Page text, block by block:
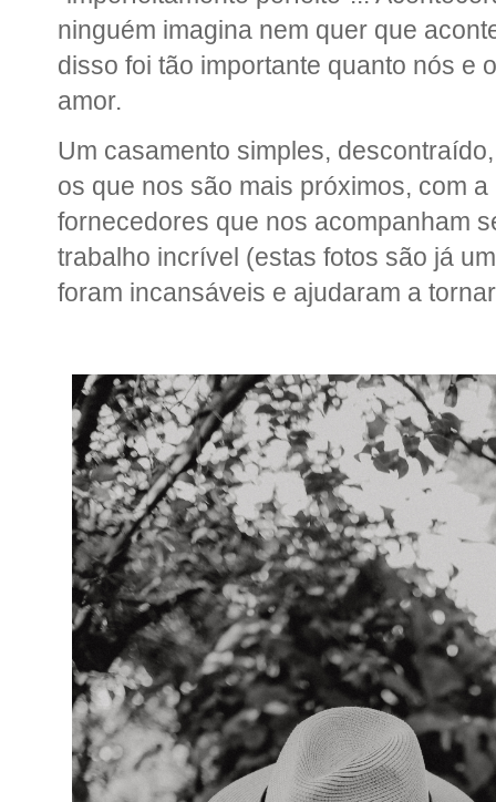
ninguém imagina nem quer que
disso foi tão importante quanto nós e
amor.
Um casamento simples,
os que nos são mais próximos, com
fornecedores que nos acompanham
trabalho incrível (estas fotos são já
foram incansáveis e ajudaram a